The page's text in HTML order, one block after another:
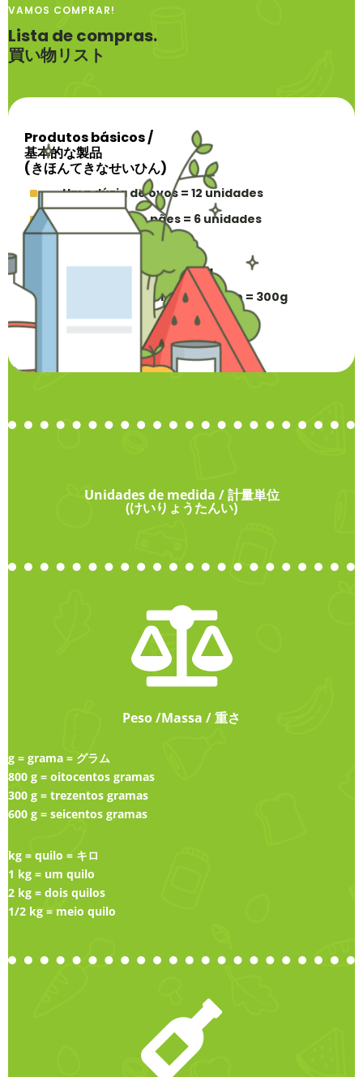
VAMOS COMPRAR!
Lista de compras.
買い物リスト
Produtos básicos /
基本的な製品
(きほんてきなせいひん)
^ Uma dúzia de ovos = 12 unidades
^ Meia dúzia de pães = 6 unidades
Dois litros de leite = 2l
Um quilo de batata = 1kg
^ Trezentos gramas de frango = 300g
^ Meio quilo de cenoura = 500g
Unidades de medida / 計量単位
(けいりょうたんい)

Peso /Massa / 重さ
g = grama = グラム
800 g = oitocentos gramas
300 g = trezentos gramas
600 g = seicentos gramas
kg = quilo = キロ
1 kg = um quilo
2 kg = dois quilos
1/2 kg = meio quilo
